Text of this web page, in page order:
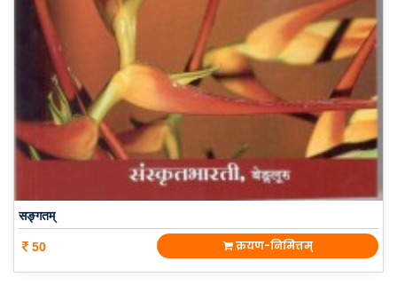
सङ्गतम्
50 क्रयण-निमित्तम्